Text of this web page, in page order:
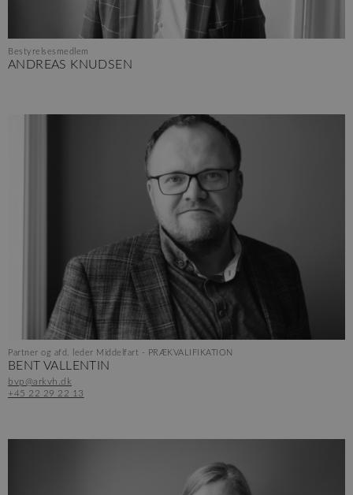
Bestyrelsesmedlem
ANDREAS KNUDSEN
Partner og afd. leder Middelfart - PRÆKVALIFIKATION
BENT VALLENTIN
bvp@arkvh.dk
+45 22 29 22 13